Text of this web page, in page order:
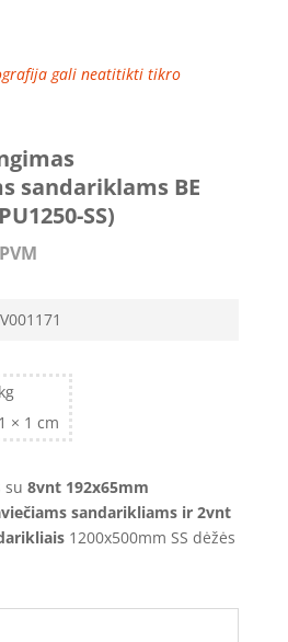
gali neatitikti tikro
sandariklams BE
SS)
× 1 cm
su 8vnt 192x65mm
sandarikliams ir 2vnt
1200x500mm SS dėžės